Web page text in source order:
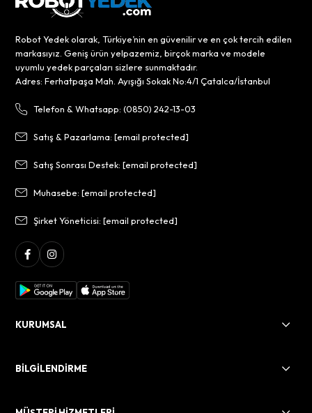
Robot Yedek olarak, Türkiye’nin en güvenilir ve en çok tercih edilen
markasıyız. Geniş ürün yelpazemiz, birçok marka ve modele
uyumlu yedek parçaları sizlere sunmaktadır.
Adres: Ferhatpaşa Mah. Ayışığı Sokak No:4/1 Çatalca/İstanbul
Telefon & Whatsapp: (0850) 242-13-03
Satış & Pazarlama:[email protected]
Satış Sonrası Destek:[email protected]
Muhasebe:[email protected]
Şirket Yöneticisi:[email protected]
KURUMSAL
BİLGİLENDİRME